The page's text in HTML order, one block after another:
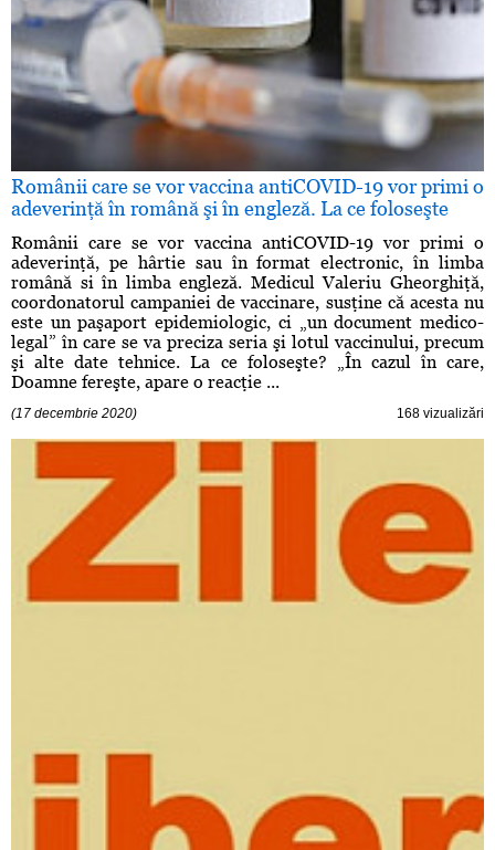
Românii care se vor vaccina antiCOVID-19 vor primi o
adeverinţă în română şi în engleză. La ce foloseşte
Românii care se vor vaccina antiCOVID-19 vor primi o
adeverinţă, pe hârtie sau în format electronic, în limba
română si în limba engleză. Medicul Valeriu Gheorghiţă,
coordonatorul campaniei de vaccinare, susţine că acesta nu
este un paşaport epidemiologic, ci „un document medico-
legal” în care se va preciza seria şi lotul vaccinului, precum
şi alte date tehnice. La ce foloseşte? „În cazul în care,
Doamne fereşte, apare o reacţie ...
(17 decembrie 2020) 168 vizualizări